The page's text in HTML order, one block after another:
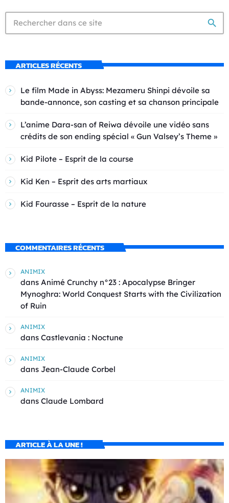
search
ARTICLES RÉCENTS
Le film Made in Abyss: Mezameru Shinpi dévoile sa
bande-annonce, son casting et sa chanson principale
L’anime Dara-san of Reiwa dévoile une vidéo sans
crédits de son ending spécial « Gun Valsey’s Theme »
Kid Pilote – Esprit de la course
Kid Ken – Esprit des arts martiaux
Kid Fourasse – Esprit de la nature
COMMENTAIRES RÉCENTS
ANIMIX
dans Animé Crunchy n°23 : Apocalypse Bringer
Mynoghra: World Conquest Starts with the Civilization
of Ruin
ANIMIX
dans Castlevania : Noctune
ANIMIX
dans Jean-Claude Corbel
ANIMIX
dans Claude Lombard
ARTICLE À LA UNE !